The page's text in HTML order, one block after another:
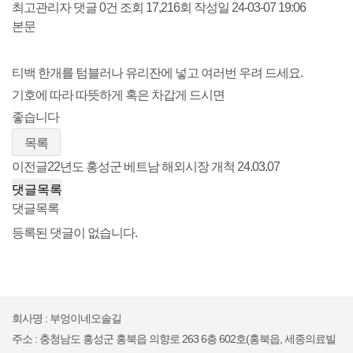
최고관리자 댓글 0건 조회 17,216회 작성일 24-03-07 19:06
본문
티백 한개를 텀블러나 유리잔에 넣고 여러번 우려 드세요.
기호에 따라 따뜻하게 혹은 차갑게 드시면
좋습니다
목록
이전글22년도 홍성군 베트남 해외시장 개척 24.03.07
댓글목록
댓글목록
등록된 댓글이 없습니다.
회사명 : 부엉이네오솔길
주소 : 충청남도 홍성군 홍북읍 의향로 263 6층 602호(홍북읍, 세종의료빌